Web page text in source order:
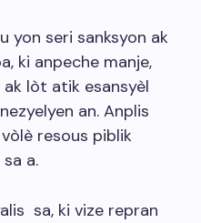
yon seri sanksyon ak
ki anpeche manje,
lòt atik esansyèl
an. Anplis
resous piblik
a.
sa, ki vize repran